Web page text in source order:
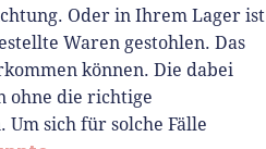
Oder in Ihrem Lager ist
Waren gestohlen. Das
können. Die dabei
ohne die richtige
sich für solche Fälle